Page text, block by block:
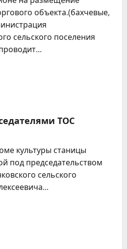
объекта.(бахчевые,
сельского поселения
ТОС
культуры станицы
под председательством
сельского